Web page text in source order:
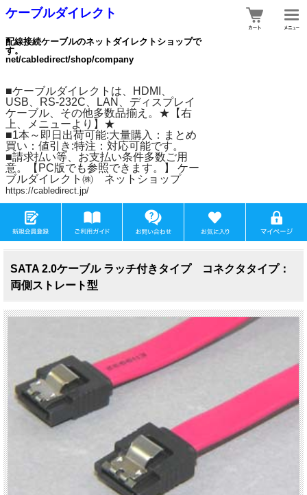
ケーブルダイレクト
配線接続ケーブルのネットダイレクトショップで
す。
net/cabledirect/shop/company
■ケーブルダイレクトは、HDMI、
USB、RS-232C、LAN、ディスプレイ
ケーブル、その他多数品揃え。★【右
上、メニューより】★
■1本～即日出荷可能:大量購入：まとめ
買い：値引き:特注：対応可能です。
■請求払い等、お支払い条件多数ご用
意。【PC版でも参照できます。】 ケー
ブルダイレクト㈱ ネットショップ
https://cabledirect.jp/
SATA 2.0ケーブル ラッチ付きタイプ コネクタタイプ：
両側ストレート型